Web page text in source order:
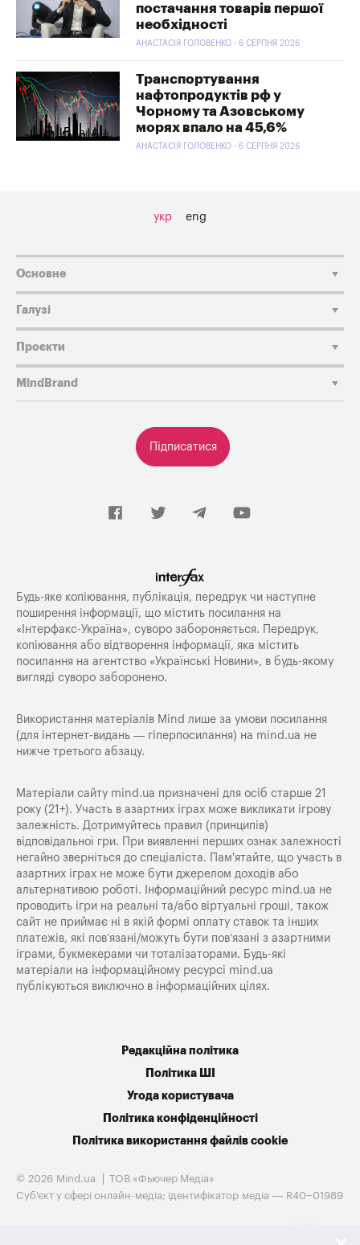
постачання товарів першої
необхідності
АНАСТАСІЯ ГОЛОВЕНКО - 6 СЕРПНЯ 2026
Транспортування
нафтопродуктів рф у
Чорному та Азовському
морях впало на 45,6%
АНАСТАСІЯ ГОЛОВЕНКО - 6 СЕРПНЯ 2026
укр eng
Підписатися
Основне
Галузі
Проєкти
MindBrand
Будь-яке копiювання, публiкацiя, передрук чи наступне
поширення iнформацiї, що мiстить посилання на
«Iнтерфакс-Україна», суворо забороняється. Передрук,
копіювання або відтворення інформації, яка містить
посилання на агентство «Українські Новини», в будь-якому
вигляді суворо заборонено.
Використання матеріалів Mind лише за умови посилання
(для інтернет-видань — гіперпосилання) на mind.ua не
нижче третього абзацу.
Матеріали сайту mind.ua призначені для осіб старше 21
року (21+). Участь в азартних іграх може викликати ігрову
залежність. Дотримуйтесь правил (принципів)
відповідальної гри. При виявленні перших ознак залежності
негайно зверніться до спеціаліста. Пам'ятайте, що участь в
азартних іграх не може бути джерелом доходів або
альтернативою роботі. Інформаційний ресурс mind.ua не
проводить ігри на реальні та/або віртуальні гроші, також
сайт не приймає ні в якій формі оплату ставок та інших
платежів, які пов’язані/можуть бути пов’язані з азартними
іграми, букмекерами чи тоталізаторами. Будь-які
матеріали на інформаційному ресурсі mind.ua
публікуються виключно в інформаційних цілях.
Редакційна політика
Політика ШІ
Угода користувача
Політика конфіденційності
Політика використання файлів cookie
© 2026 Mind.ua
ТОВ «Фьючер Медiа»
Cуб'єкт у сфері онлайн-медіа; ідентифікатор медіа — R40−01989